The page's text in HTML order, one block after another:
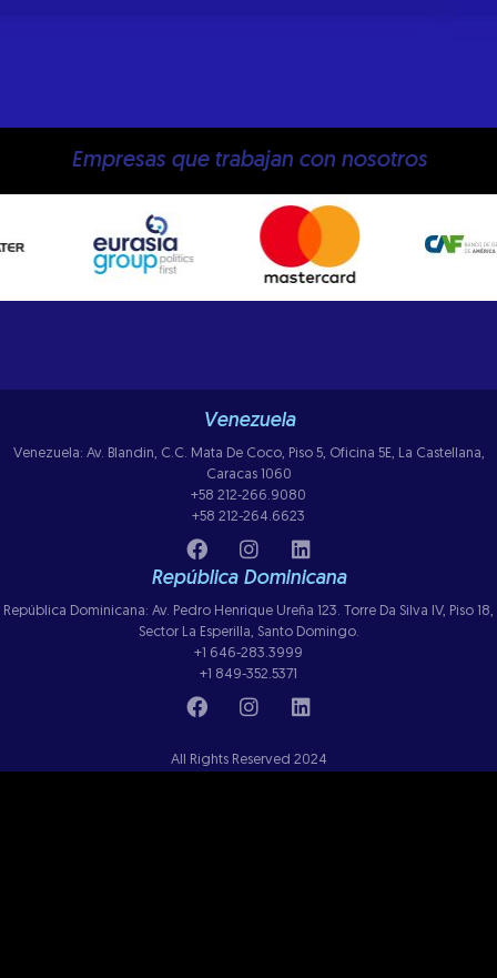
Empresas que trabajan con nosotros
Venezuela
Venezuela: Av. Blandin, C.C. Mata De Coco, Piso 5, Oficina 5E, La Castellana,
Caracas 1060
+58 212-266.9080
+58 212-264.6623
República Dominicana
República Dominicana: Av. Pedro Henrique Ureña 123. Torre Da Silva IV, Piso 18,
Sector La Esperilla, Santo Domingo.
+1 646-283.3999
+1 849-352.5371
All Rights Reserved 2024